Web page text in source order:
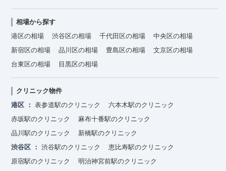
相場から探す
港区の相場
渋谷区の相場 千代田区の相場
中央区の相場
新宿区の相場
品川区の相場 豊島区の相場
文京区の相場
台東区の相場
目黒区の相場
クリニック物件
港区
表参道駅のクリニック
六本木駅のクリニック
赤坂駅のクリニック
麻布十番駅のクリニック
品川駅のクリニック
新橋駅のクリニック
渋谷区
渋谷駅のクリニック
恵比寿駅のクリニック
原宿駅のクリニック
明治神宮前駅のクリニック